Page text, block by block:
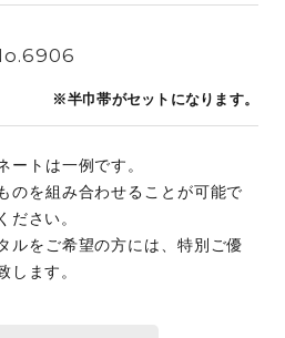
※半巾帯がセットになります。
ートは一例です。
のを組み合わせることが可能で
ださい。
ルをご希望の方には、特別ご優
します。